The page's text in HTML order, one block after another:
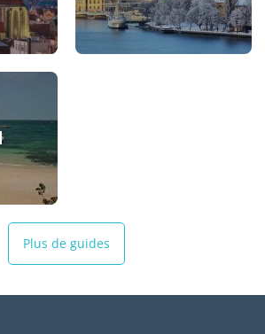
Plus de guides